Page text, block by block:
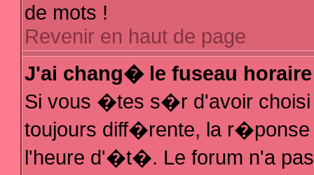
de mots !
Revenir en haut de page
J'ai chang� le fuseau
Si vous �tes s�r d'avoir choisi
toujours diff�rente, la
l'heure d'�t�. Le forum n'a